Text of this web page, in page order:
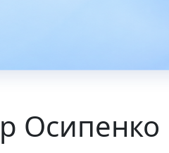
Осипенко